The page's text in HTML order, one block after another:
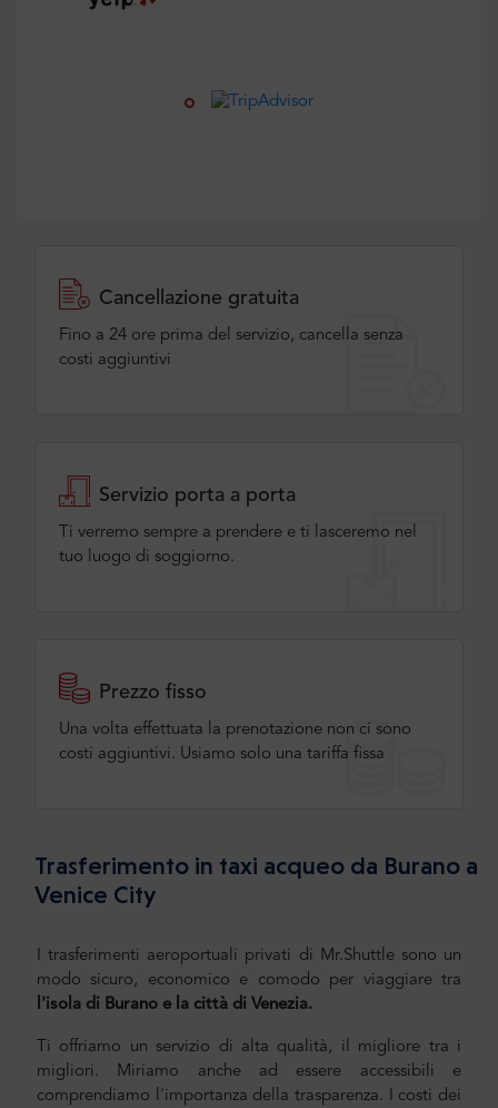
Cancellazione gratuita
Fino a 24 ore prima del servizio, cancella senza
costi aggiuntivi
Servizio porta a porta
Ti verremo sempre a prendere e ti lasceremo nel
tuo luogo di soggiorno.
Prezzo fisso
Una volta effettuata la prenotazione non ci sono
costi aggiuntivi. Usiamo solo una tariffa fissa
Trasferimento in taxi acqueo da Burano a
Venice City
I trasferimenti aeroportuali privati di Mr.Shuttle sono un
modo sicuro, economico e comodo per viaggiare tra
l'isola di Burano e la città di Venezia.
Ti offriamo un servizio di alta qualità, il migliore tra i
migliori. Miriamo anche ad essere accessibili e
comprendiamo l'importanza della trasparenza. I costi dei